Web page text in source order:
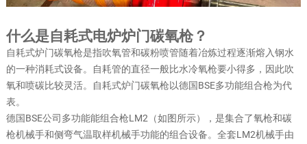
什么是自耗式电炉炉门碳氧枪？
自耗式炉门碳氧枪是指吹氧管和碳粉喷管随着冶炼过程逐渐熔入钢水
的一种消耗式设备。自耗管的直径一般比水冷氧枪要小得多，因此吹
氧和喷碳比较灵活。自耗式炉门碳氧枪以德国BSE多功能组合枪为代
表。
德国BSE公司多功能能组合枪LM2（如图所示），是集合了氧枪和碳
枪机械手和侧弯气温取样机械手功能的组合设备。全套LM2机械手由